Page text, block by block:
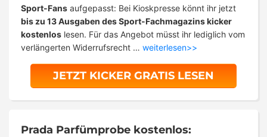
Sport-Fans aufgepasst: Bei Kioskpresse könnt ihr jetzt
bis zu 13 Ausgaben des Sport-Fachmagazins kicker
kostenlos lesen. Für das Angebot müsst ihr lediglich vom
verlängerten Widerrufsrecht … weiterlesen>>
JETZT KICKER GRATIS LESEN
Prada Parfümprobe kostenlos: